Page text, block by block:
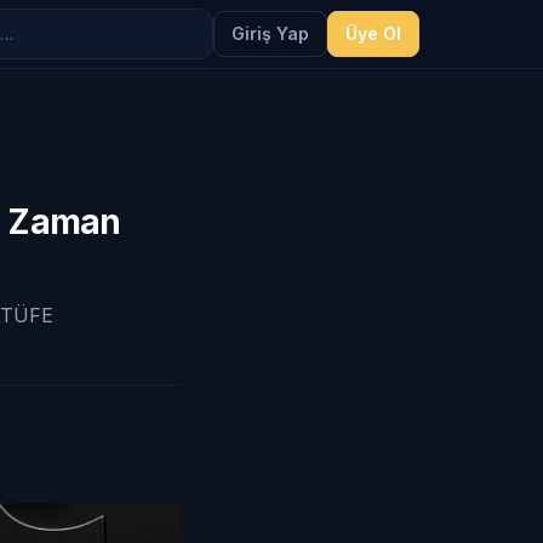
Giriş Yap Üye Ol
Zaman